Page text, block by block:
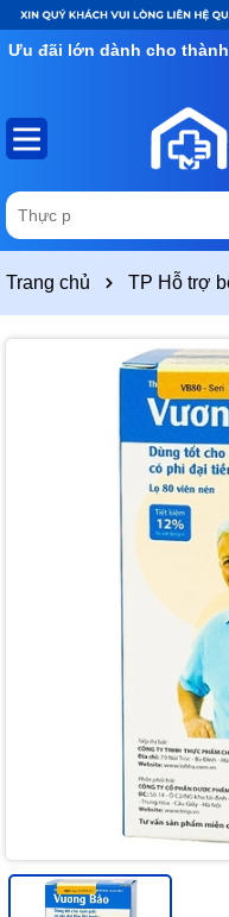
Ưu đãi lớn dành cho
Trang chủ TP Hỗ trợ